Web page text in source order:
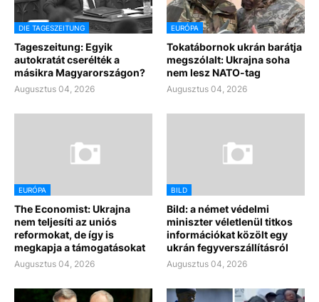
DIE TAGESZEITUNG
Tageszeitung: Egyik
autokratát cserélték a
másikra Magyarországon?
Augusztus 04, 2026
EURÓPA
Tokatábornok ukrán barátja
megszólalt: Ukrajna soha
nem lesz NATO-tag
Augusztus 04, 2026
EURÓPA
The Economist: Ukrajna
nem teljesíti az uniós
reformokat, de így is
megkapja a támogatásokat
Augusztus 04, 2026
BILD
Bild: a német védelmi
miniszter véletlenül titkos
információkat közölt egy
ukrán fegyverszállításról
Augusztus 04, 2026